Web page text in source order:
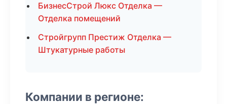
БизнесСтрой Люкс Отделка —
Отделка помещений
Стройгрупп Престиж Отделка —
Штукатурные работы
Компании в регионе: